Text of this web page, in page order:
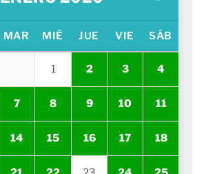
MAR MIÉ JUE VIE SÁB
1 2 3 4
7 8 9 10 11
14 15 16 17 18